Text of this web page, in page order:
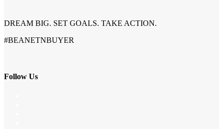
DREAM BIG. SET GOALS. TAKE ACTION.
#BEANETNBUYER
Follow Us